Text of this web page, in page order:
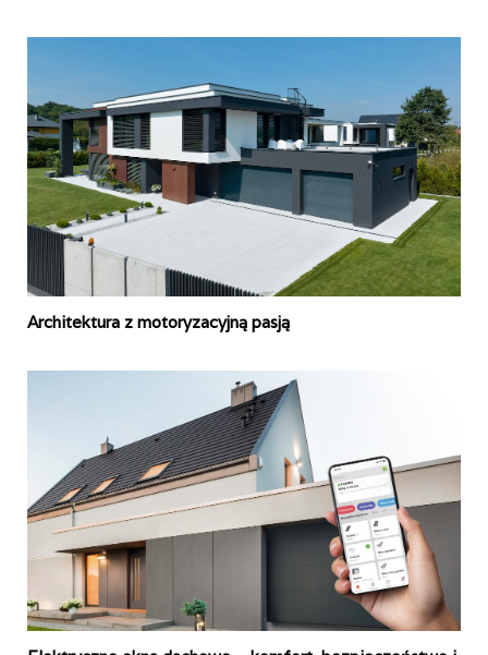
Architektura z motoryzacyjną pasją